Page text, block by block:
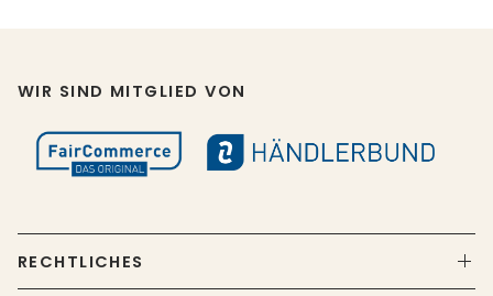
WIR SIND MITGLIED VON
RECHTLICHES